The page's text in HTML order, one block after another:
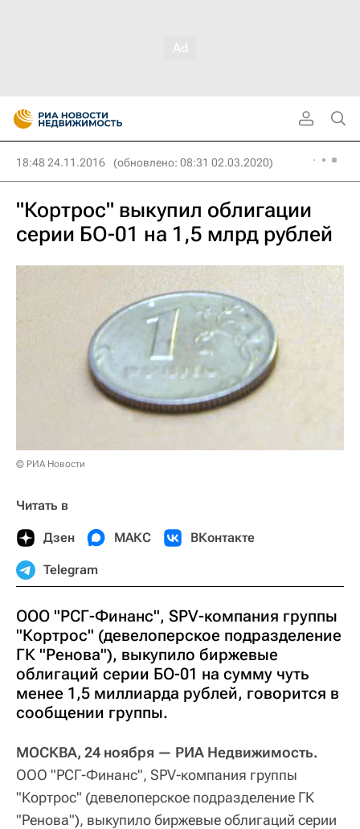
18:48 24.11.2016 (обновлено: 08:31 02.03.2020)
"Кортрос" выкупил облигации
серии БО-01 на 1,5 млрд рублей
© РИА Новости
Читать в
Дзен МАКС ВКонтакте
Telegram
ООО "РСГ-Финанс", SPV-компания группы
"Кортрос" (девелоперское подразделение
ГК "Ренова"), выкупило биржевые
облигаций серии БО-01 на сумму чуть
менее 1,5 миллиарда рублей, говорится в
сообщении группы.
МОСКВА, 24 ноября — РИА Недвижимость.
ООО "РСГ-Финанс", SPV-компания группы
"Кортрос" (девелоперское подразделение ГК
"Ренова"), выкупило биржевые облигаций серии